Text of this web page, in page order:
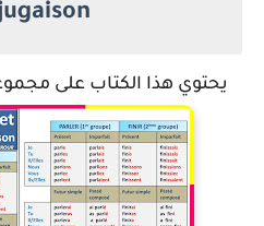
يحتوي هذا الكتاب على